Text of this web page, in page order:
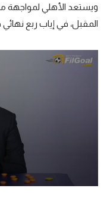
ويستعد الأهلي لمواجهة
المقبل، في إياب ربع نهائي